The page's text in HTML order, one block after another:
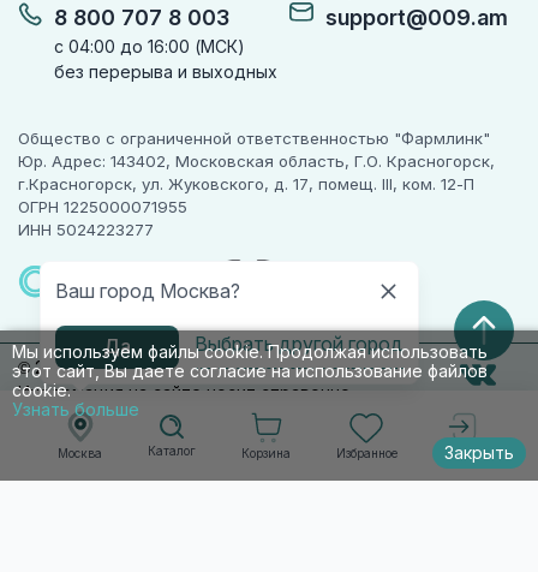
Москва
Ваш город Москва?
Да Выбрать другой город
Каталог Корзина Избранное Войти
Мы используем файлы cookie. Продолжая использовать
этот сайт, Вы даете согласие на использование файлов
cookie.
Узнать больше
Закрыть
8 800 707 8 003
с 04:00 до 16:00 (МСК)
без перерыва и выходных
support@009.am
Общество с ограниченной ответственностью "Фармлинк"
Юр. Адрес: 143402, Московская область, Г.О. Красногорск,
г.Красногорск, ул. Жуковского, д. 17, помещ. III, ком. 12-П
ОГРН 1225000071955
ИНН 5024223277
© 2010-2026 009.РФ. Все права защищены
Информация на сайте носит справочно-
информационный характер и не является
публичной офертой п. 2 ст. 437 ГК РФ